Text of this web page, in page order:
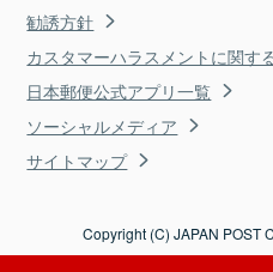
勧誘方針
カスタマーハラスメントに関す
日本郵便公式アプリ一覧
ソーシャルメディア
サイトマップ
Copyright (C) JAPAN POST